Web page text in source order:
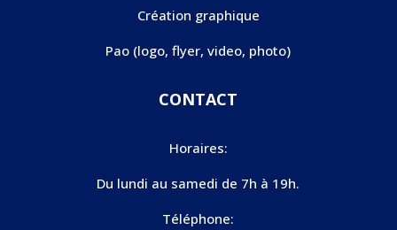
Création graphique
Pao (logo, flyer, video, photo)
CONTACT
Horaires:
Du lundi au samedi de 7h à 19h.
Téléphone: